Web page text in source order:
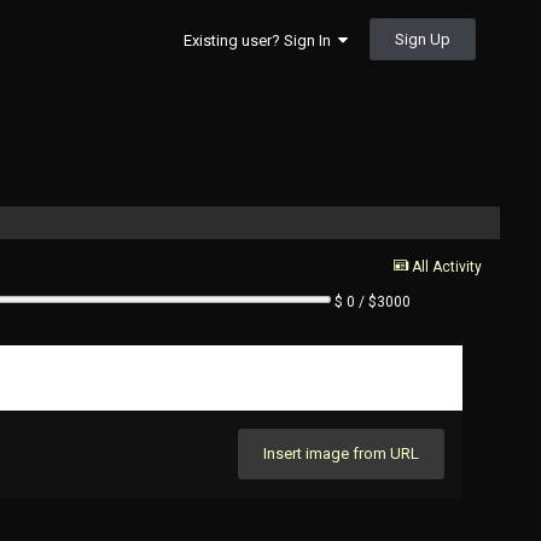
Existing user? Sign In Sign Up
All Activity
$ 0 / $3000
Insert image from URL